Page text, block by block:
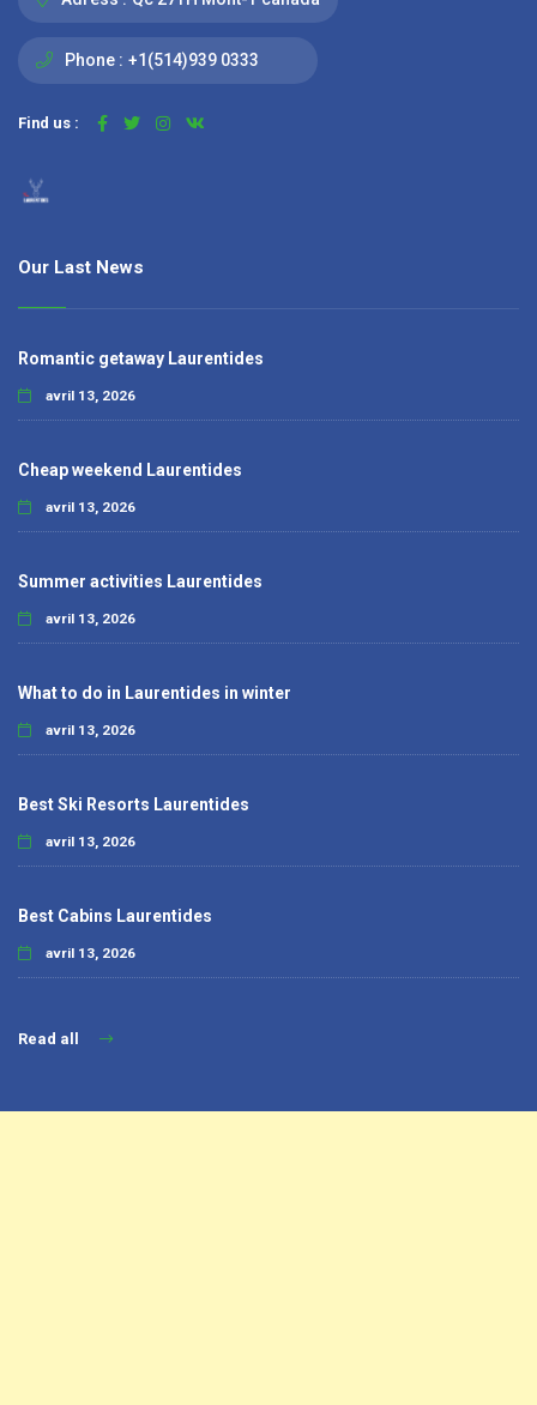
Phone : +1(514)939 0333
Find us :
Our Last News
Romantic getaway Laurentides
avril 13, 2026
Cheap weekend Laurentides
avril 13, 2026
Summer activities Laurentides
avril 13, 2026
What to do in Laurentides in winter
avril 13, 2026
Best Ski Resorts Laurentides
avril 13, 2026
Best Cabins Laurentides
avril 13, 2026
Read all